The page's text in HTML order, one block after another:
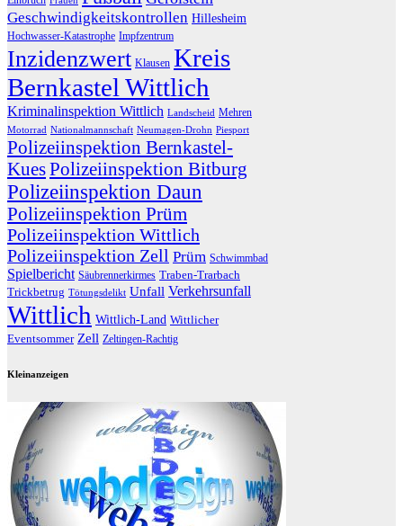
Geschwindigkeitskontrollen Hillesheim
Hochwasser-Katastrophe Impfzentrum
Inzidenzwert Klausen Kreis
Bernkastel Wittlich
Kriminalinspektion Wittlich Landscheid Mehren
Motorrad Nationalmannschaft Neumagen-Drohn Piesport
Polizeiinspektion Bernkastel-
KuesPolizeiinspektion Bitburg
Polizeiinspektion Daun
Polizeiinspektion Prüm
Polizeiinspektion Wittlich
Polizeiinspektion Zell Prüm Schwimmbad
Spielbericht Säubrennerkirmes Traben-Trarbach
Trickbetrug Tötungsdelikt Unfall Verkehrsunfall
Wittlich Wittlich-Land Wittlicher
Eventsommer Zell Zeltingen-Rachtig
Kleinanzeigen